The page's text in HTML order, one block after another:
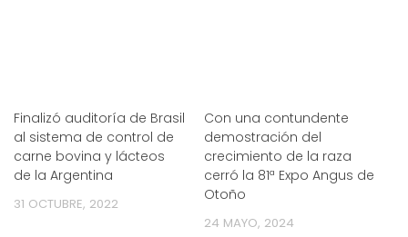
Finalizó auditoría de Brasil
al sistema de control de
carne bovina y lácteos
de la Argentina
31 OCTUBRE, 2022
Con una contundente
demostración del
crecimiento de la raza
cerró la 81ª Expo Angus de
Otoño
24 MAYO, 2024